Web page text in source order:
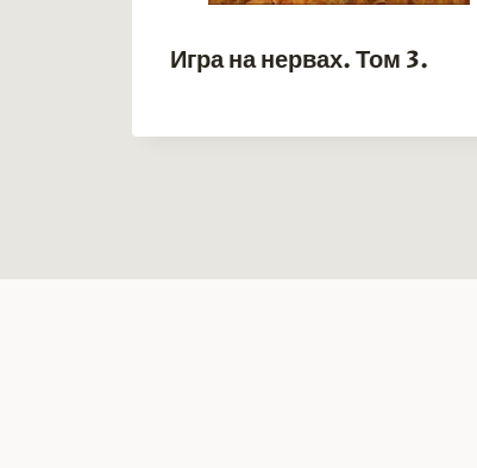
Игра на нервах. Том 3.